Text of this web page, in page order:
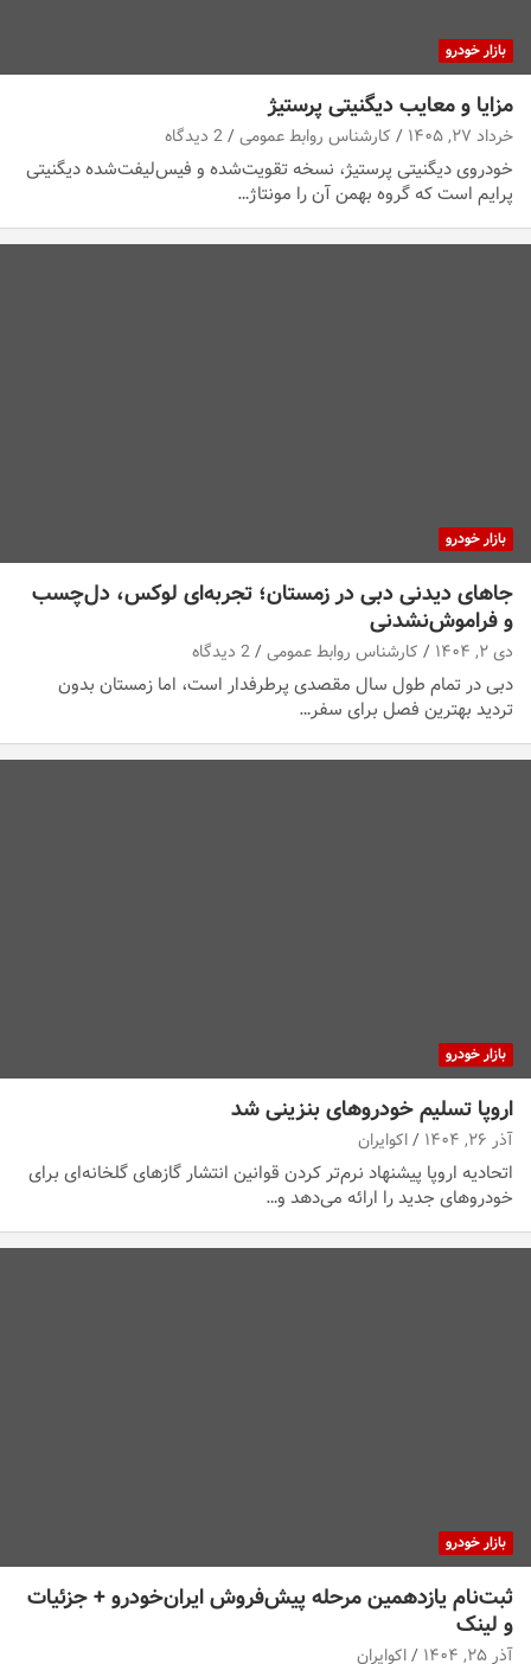
بازار خودرو
مزایا و معایب دیگنیتی پرستیژ
خرداد ۲۷, ۱۴۰۵ کارشناس روابط عمومی 2 دیدگاه
خودروی دیگنیتی پرستیژ، نسخه تقویت‌شده و فیس‌لیفت‌شده دیگنیتی
پرایم است که گروه بهمن آن را مونتاژ…
بازار خودرو
جاهای دیدنی دبی در زمستان؛ تجربه‌ای لوکس، دل‌چسب
و فراموش‌نشدنی
دی ۲, ۱۴۰۴ کارشناس روابط عمومی 2 دیدگاه
دبی در تمام طول سال مقصدی پرطرفدار است، اما زمستان بدون
تردید بهترین فصل برای سفر…
بازار خودرو
اروپا تسلیم خودروهای بنزینی شد
آذر ۲۶, ۱۴۰۴ اکوایران
اتحادیه اروپا پیشنهاد نرم‌تر کردن قوانین انتشار گازهای گلخانه‌ای برای
خودروهای جدید را ارائه می‌دهد و…
بازار خودرو
ثبت‌نام یازدهمین مرحله پیش‌فروش ایران‌خودرو + جزئیات
و لینک
آذر ۲۵, ۱۴۰۴ اکوایران